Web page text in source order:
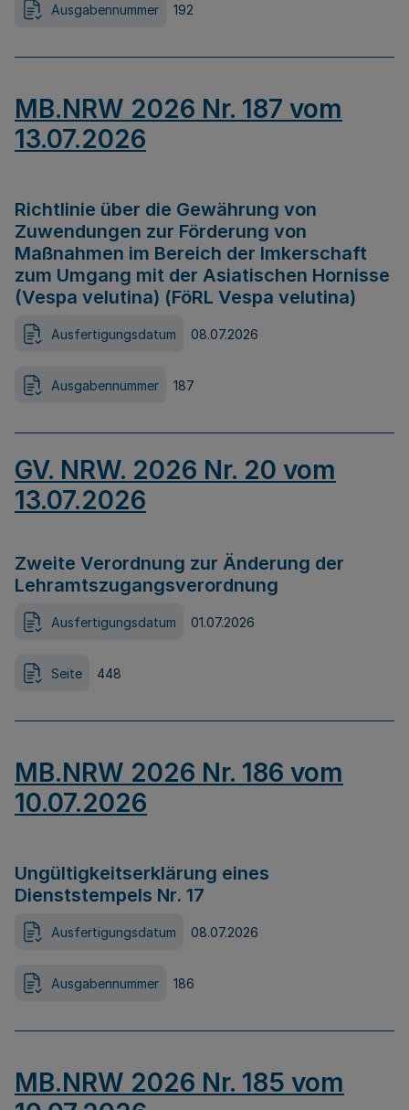
Ausgabennummer 192
MB.NRW 2026 Nr. 187 vom
13.07.2026
Richtlinie über die Gewährung von
Zuwendungen zur Förderung von
Maßnahmen im Bereich der Imkerschaft
zum Umgang mit der Asiatischen Hornisse
(Vespa velutina) (FöRL Vespa velutina)
Ausfertigungsdatum 08.07.2026
Ausgabennummer 187
GV. NRW. 2026 Nr. 20 vom
13.07.2026
Zweite Verordnung zur Änderung der
Lehramtszugangsverordnung
Ausfertigungsdatum 01.07.2026
Seite 448
MB.NRW 2026 Nr. 186 vom
10.07.2026
Ungültigkeitserklärung eines
Dienststempels Nr. 17
Ausfertigungsdatum 08.07.2026
Ausgabennummer 186
MB.NRW 2026 Nr. 185 vom